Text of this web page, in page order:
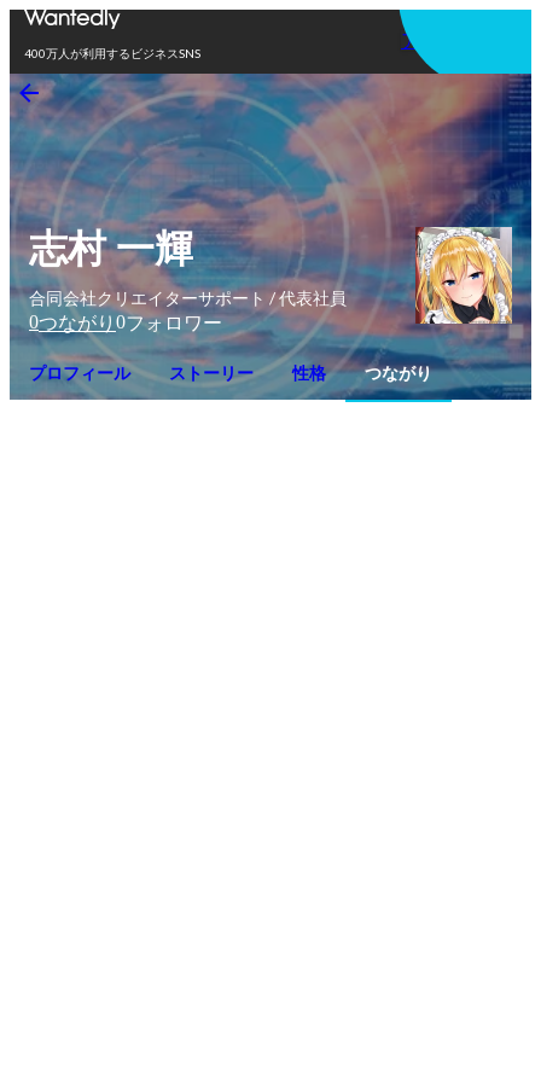
400万人が利用するビジネスSNS
アプリを使う
志村 一輝
合同会社クリエイターサポート / 代表社員
0つながり 0フォロワー
プロフィール ストーリー 性格 つながり